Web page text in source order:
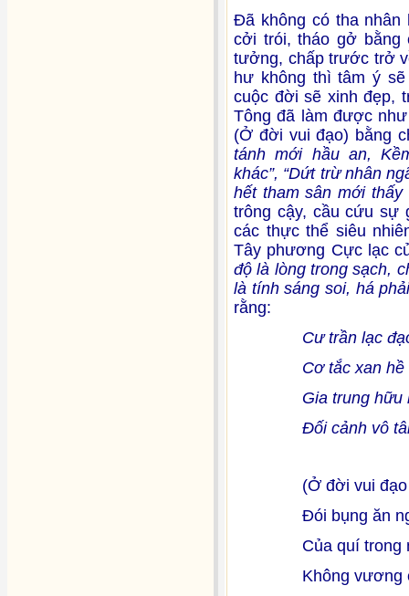
Đã không có tha nhân
cởi trói, tháo gở bằng
tưởng, chấp trước trở
hư không thì tâm ý
cuộc đời sẽ xinh đẹp,
Tông đã làm được
(Ở đời vui đạo) bằng
tánh mới hầu an,
khác”, “Dứt trừ nhân
hết tham sân mới
trông cậy, cầu cứu sự
các thực thể siêu
Tây phương Cực lạc
độ là lòng trong sạch,
là tính sáng soi, há
rằng:
Cư trần lạc
Cơ tắc xan hề
Gia trung hữu
Đối cảnh vô tâm
(Ở đời vui đạo
Đói bụng ăn
Của quí trong
Không vương